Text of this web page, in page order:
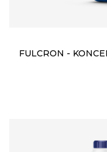
FULCRON -